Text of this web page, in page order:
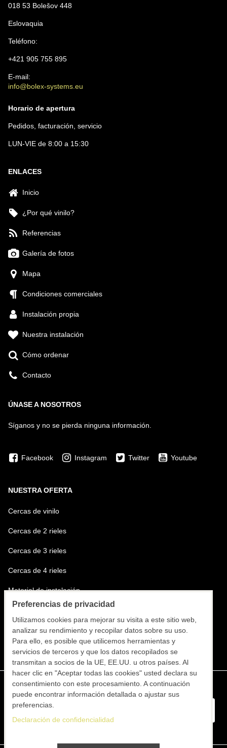
018 53 Bolešov 448
Eslovaquia
Teléfono:
+421 905 755 895
E-mail:
info@bolex-systems.eu
Horario de apertura
Pedidos, facturación, servicio
LUN-VIE de 8:00 a 15:30
ENLACES
Inicio
¿Por qué vinilo?
Referencias
Galería de fotos
Mapa
Condiciones comerciales
Instalación propia
Nuestra instalación
Cómo ordenar
Contacto
ÚNASE A NOSOTROS
Síganos y no se pierda ninguna información.
Facebook Instagram Twitter Youtube
NUESTRA OFERTA
Cercas de vinilo
Cercas de 2 rieles
Cercas de 3 rieles
Cercas de 4 rieles
Material de instalación
Transporte del material y los instaladores
Instalación de cercas
Preferencias de privacidad
Utilizamos cookies para mejorar su visita a este sitio web,
analizar su rendimiento y recopilar datos sobre su uso.
Para ello, es posible que utilicemos herramientas y
servicios de terceros y que los datos recopilados se
transmitan a socios de la UE, EE.UU. u otros países. Al
hacer clic en "Aceptar todas las cookies" usted declara su
consentimiento con este procesamiento. A continuación
puede encontrar información detallada o ajustar sus
preferencias.
Declaración de confidencialidad